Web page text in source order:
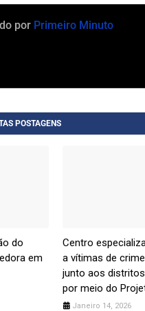
por Primeiro Minuto
POSTAGENS
do
em
Centro
a vítimas de
junto aos
por meio do
Janeiro 14, 2026